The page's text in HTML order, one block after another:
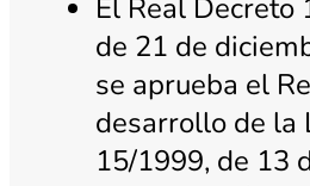
El Real Decreto
de 21 de
se aprueba el
desarrollo de la
15/1999, de 13